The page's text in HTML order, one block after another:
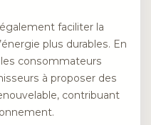
faciliter la
plus durables. En
consommateurs
à proposer des
contribuant